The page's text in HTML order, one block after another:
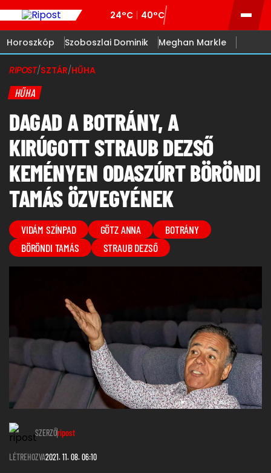
24°C 40°C
Horoszkóp Szoboszlai Dominik Meghan Markle
RIPOST/SZTÁR/HŰHA
HŰHA
DAGAD A BOTRÁNY, A
KIRÚGOTT STRAUB DEZSŐ
KEMÉNYEN ODASZÚRT BÖRÖNDI
TAMÁS ÖZVEGYÉNEK
VIDÁM SZÍNPAD GÖTZ ANNA
BOTRÁNY
BÖRÖNDI TAMÁS
STRAUB DEZSŐ
SZERZŐripost
LÉTREHOZVA2021. 11. 08. 06:10